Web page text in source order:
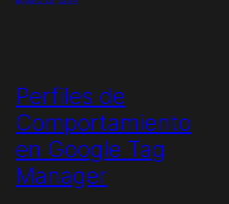
Perfiles de
Comportamiento
en Google Tag
Manager